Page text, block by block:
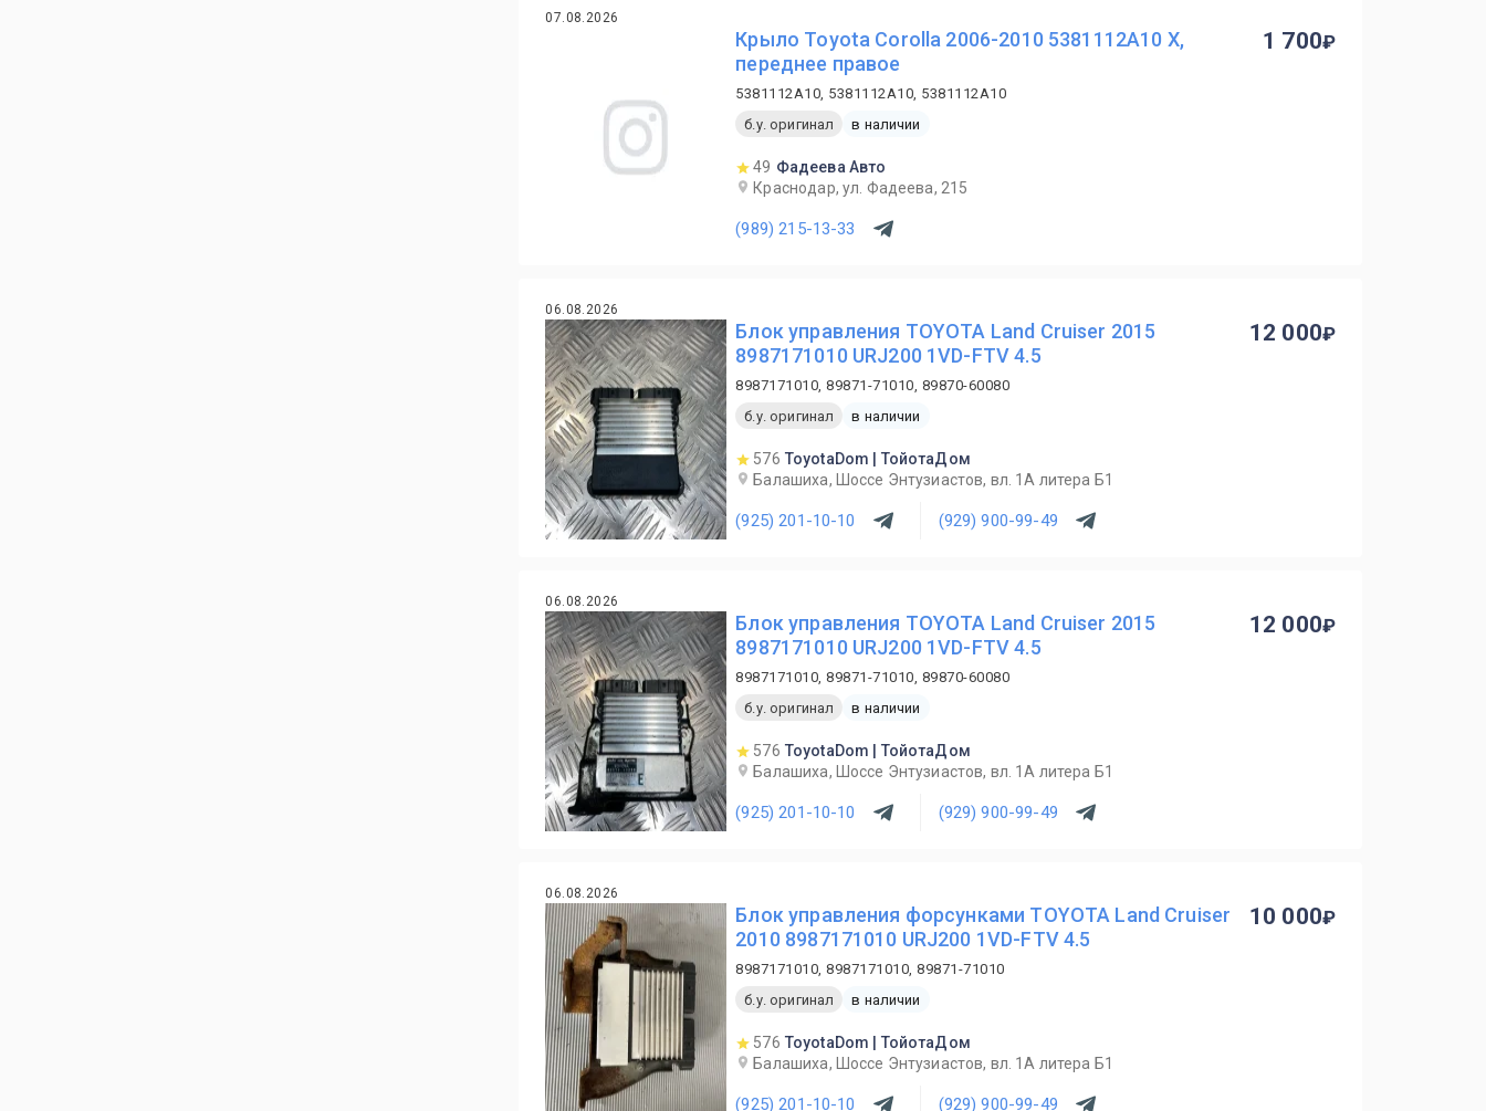
07.08.2026
Крыло Toyota Corolla 2006-2010 5381112A10 X,
переднее правое
5381112A10, 5381112A10, 5381112A10
б.у. оригинал
в наличии
49 Фадеева Авто
Краснодар, ул. Фадеева, 215
(989) 215-13-33
1 700
06.08.2026
Блок управления TOYOTA Land Cruiser 2015
8987171010 URJ200 1VD-FTV 4.5
8987171010, 89871-71010, 89870-60080
б.у. оригинал
в наличии
576 ToyotaDom | ТойотаДом
Балашиха, Шоссе Энтузиастов, вл. 1А литера Б1
(925) 201-10-10 (929) 900-99-49
12 000
06.08.2026
Блок управления TOYOTA Land Cruiser 2015
8987171010 URJ200 1VD-FTV 4.5
8987171010, 89871-71010, 89870-60080
б.у. оригинал
в наличии
576 ToyotaDom | ТойотаДом
Балашиха, Шоссе Энтузиастов, вл. 1А литера Б1
(925) 201-10-10 (929) 900-99-49
12 000
06.08.2026
Блок управления форсунками TOYOTA Land Cruiser
2010 8987171010 URJ200 1VD-FTV 4.5
8987171010, 8987171010, 89871-71010
б.у. оригинал
в наличии
576 ToyotaDom | ТойотаДом
Балашиха, Шоссе Энтузиастов, вл. 1А литера Б1
(925) 201-10-10 (929) 900-99-49
10 000